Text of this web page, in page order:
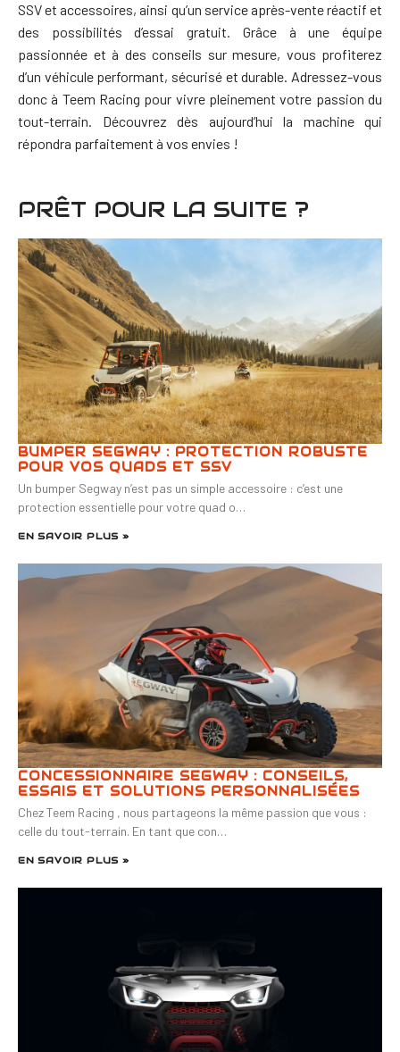
SSV et accessoires, ainsi qu’un service après-vente réactif et
des possibilités d’essai gratuit. Grâce à une équipe
passionnée et à des conseils sur mesure, vous profiterez
d’un véhicule performant, sécurisé et durable. Adressez-vous
donc à Teem Racing pour vivre pleinement votre passion du
tout-terrain. Découvrez dès aujourd’hui la machine qui
répondra parfaitement à vos envies !
PRÊT POUR LA SUITE ?
BUMPER SEGWAY : PROTECTION ROBUSTE
POUR VOS QUADS ET SSV
Un bumper Segway n’est pas un simple accessoire : c’est une
protection essentielle pour votre quad o…
EN SAVOIR PLUS »
CONCESSIONNAIRE SEGWAY : CONSEILS,
ESSAIS ET SOLUTIONS PERSONNALISÉES
Chez Teem Racing , nous partageons la même passion que vous :
celle du tout-terrain. En tant que con…
EN SAVOIR PLUS »